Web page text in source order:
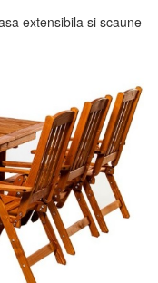
extensibila si scaune